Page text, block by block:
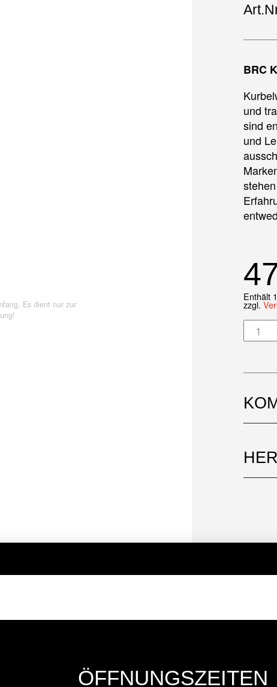
Es dient nur zur
BRC
und
sind
und
Enthält
zzgl.
ÖFFNUNGSZEITEN